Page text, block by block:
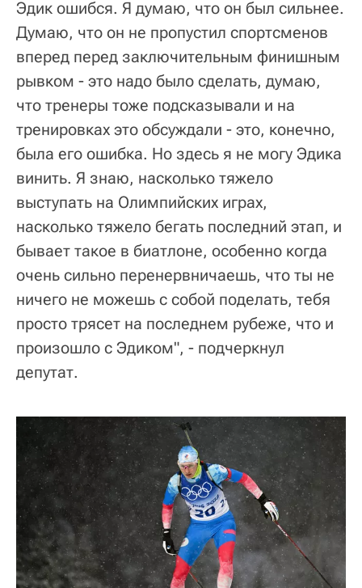
Эдик ошибся. Я думаю, что он был сильнее.
Думаю, что он не пропустил спортсменов
вперед перед заключительным финишным
рывком - это надо было сделать, думаю,
что тренеры тоже подсказывали и на
тренировках это обсуждали - это, конечно,
была его ошибка. Но здесь я не могу Эдика
винить. Я знаю, насколько тяжело
выступать на Олимпийских играх,
насколько тяжело бегать последний этап, и
бывает такое в биатлоне, особенно когда
очень сильно перенервничаешь, что ты не
ничего не можешь с собой поделать, тебя
просто трясет на последнем рубеже, что и
произошло с Эдиком", - подчеркнул
депутат.